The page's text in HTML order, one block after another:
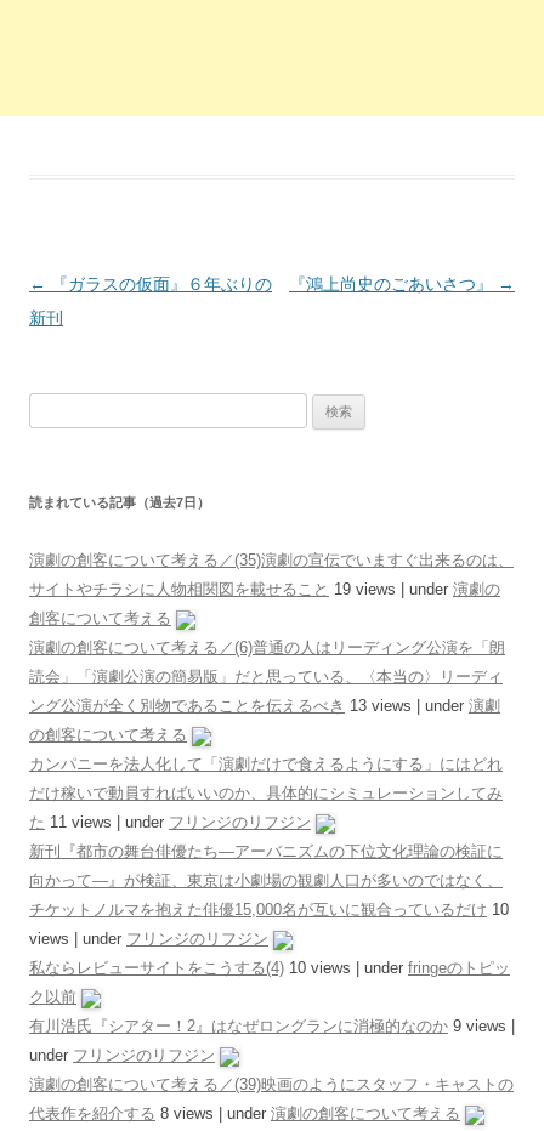
投稿ナビゲーション
←
『ガラスの仮面』６年ぶりの
新刊
『鴻上尚史のごあいさつ』 →
読まれている記事（過去7日）
演劇の創客について考える／(35)演劇の宣伝でいますぐ出来るのは、
サイトやチラシに人物相関図を載せること 19 views under 演劇の
創客について考える
演劇の創客について考える／(6)普通の人はリーディング公演を「朗
読会」「演劇公演の簡易版」だと思っている、〈本当の〉リーディ
ング公演が全く別物であることを伝えるべき 13 views under 演劇
の創客について考える
カンパニーを法人化して「演劇だけで食えるようにする」にはどれ
だけ稼いで動員すればいいのか、具体的にシミュレーションしてみ
た 11 views under フリンジのリフジン
新刊『都市の舞台俳優たち―アーバニズムの下位文化理論の検証に
向かって―』が検証、東京は小劇場の観劇人口が多いのではなく、
チケットノルマを抱えた俳優15,000名が互いに観合っているだけ 10
views
under フリンジのリフジン
私ならレビューサイトをこうする(4) 10 views under fringeのトピッ
ク以前
有川浩氏『シアター！2』はなぜロングランに消極的なのか 9 views
under フリンジのリフジン
演劇の創客について考える／(39)映画のようにスタッフ・キャストの
代表作を紹介する 8 views under 演劇の創客について考える